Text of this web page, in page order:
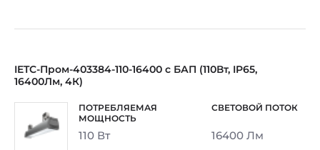
IETC-Пром-403384-110-16400 с БАП (110Вт, IP65,
16400Лм, 4К)
110 Вт 16400 Лм